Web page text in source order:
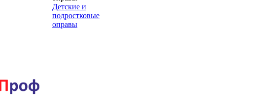
Детские и
подростковые
оправы